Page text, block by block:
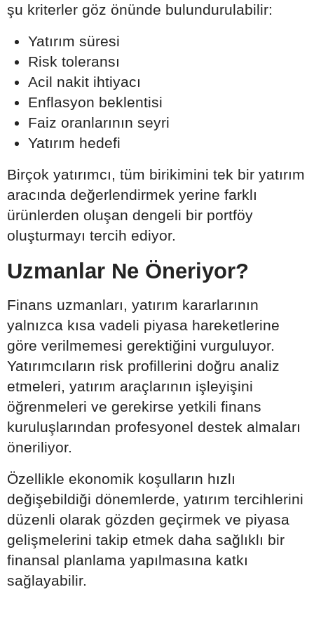
şu kriterler göz önünde bulundurulabilir:
Yatırım süresi
Risk toleransı
Acil nakit ihtiyacı
Enflasyon beklentisi
Faiz oranlarının seyri
Yatırım hedefi
Birçok yatırımcı, tüm birikimini tek bir yatırım
aracında değerlendirmek yerine farklı
ürünlerden oluşan dengeli bir portföy
oluşturmayı tercih ediyor.
Uzmanlar Ne Öneriyor?
Finans uzmanları, yatırım kararlarının
yalnızca kısa vadeli piyasa hareketlerine
göre verilmemesi gerektiğini vurguluyor.
Yatırımcıların risk profillerini doğru analiz
etmeleri, yatırım araçlarının işleyişini
öğrenmeleri ve gerekirse yetkili finans
kuruluşlarından profesyonel destek almaları
öneriliyor.
Özellikle ekonomik koşulların hızlı
değişebildiği dönemlerde, yatırım tercihlerini
düzenli olarak gözden geçirmek ve piyasa
gelişmelerini takip etmek daha sağlıklı bir
finansal planlama yapılmasına katkı
sağlayabilir.